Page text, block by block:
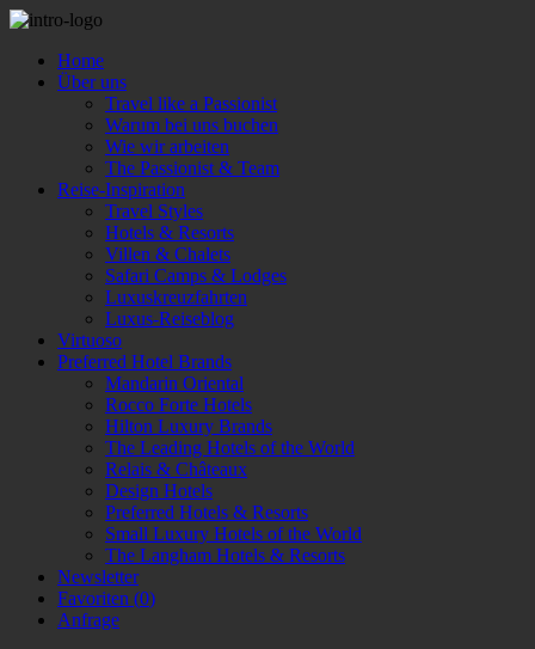
Home
Über uns
Travel like a Passionist
Warum bei uns buchen
Wie wir arbeiten
The Passionist & Team
Reise-Inspiration
Travel Styles
Hotels & Resorts
Villen & Chalets
Safari Camps & Lodges
Luxuskreuzfahrten
Luxus-Reiseblog
Virtuoso
Preferred Hotel Brands
Mandarin Oriental
Rocco Forte Hotels
Hilton Luxury Brands
The Leading Hotels of the World
Relais & Châteaux
Design Hotels
Preferred Hotels & Resorts
Small Luxury Hotels of the World
The Langham Hotels & Resorts
Newsletter
Favoriten (0)
Anfrage